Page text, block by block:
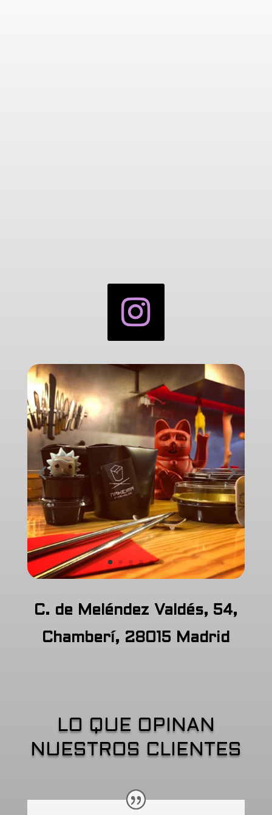
C. de Meléndez Valdés, 54,
Chamberí, 28015 Madrid
LO QUE OPINAN
NUESTROS CLIENTES